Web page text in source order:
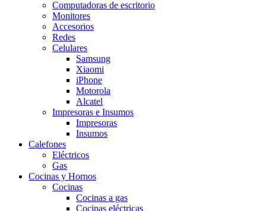
Computadoras de escritorio
Monitores
Accesorios
Redes
Celulares
Samsung
Xiaomi
iPhone
Motorola
Alcatel
Impresoras e Insumos
Impresoras
Insumos
Calefones
Eléctricos
Gas
Cocinas y Hornos
Cocinas
Cocinas a gas
Cocinas eléctricas